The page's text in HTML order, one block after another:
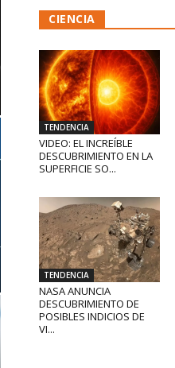
CIENCIA
TENDENCIA
VIDEO: EL INCREÍBLE
DESCUBRIMIENTO EN LA
SUPERFICIE SO...
TENDENCIA
NASA ANUNCIA
DESCUBRIMIENTO DE
POSIBLES INDICIOS DE
VI...